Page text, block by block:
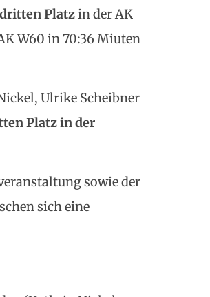
dritten Platzin der AK
W60 in 70:36 Miuten
Ulrike Scheibner
Platz in der
sowie der
sich eine